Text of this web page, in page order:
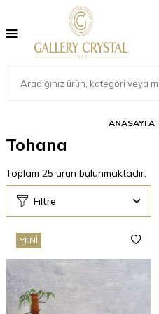
ANASAYFA
Tohana
Toplam 25 ürün bulunmaktadır.
Filtre
YENI